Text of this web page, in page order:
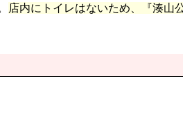
店内にトイレはないため、『湊山